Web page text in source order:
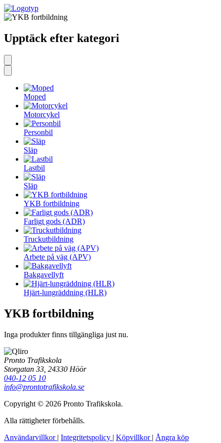
Upptäck efter kategori
Moped
Motorcykel
Personbil
Släp
Lastbil
Släp
YKB fortbildning
Farligt gods (ADR)
Truckutbildning
Arbete på väg (APV)
Bakgavellyft
Hjärt-lungräddning (HLR)
YKB fortbildning
Inga produkter finns tillgängliga just nu.
Pronto Trafikskola
Storgatan 33, 24330 Höör
040-12 05 10
info@prontotrafikskola.se
Copyright © 2026 Pronto Trafikskola.
Alla rättigheter förbehålls.
Användarvillkor | Integritetspolicy | Köpvillkor | Ångra köp